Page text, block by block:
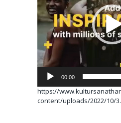
00:00
https://
content/uploads/2022/10/